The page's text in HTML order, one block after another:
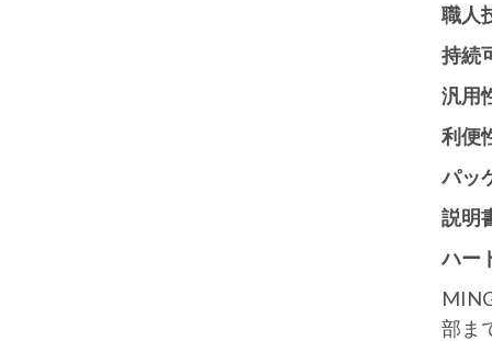
職人
持続
汎用
利便
パッ
説明
ハー
部ま